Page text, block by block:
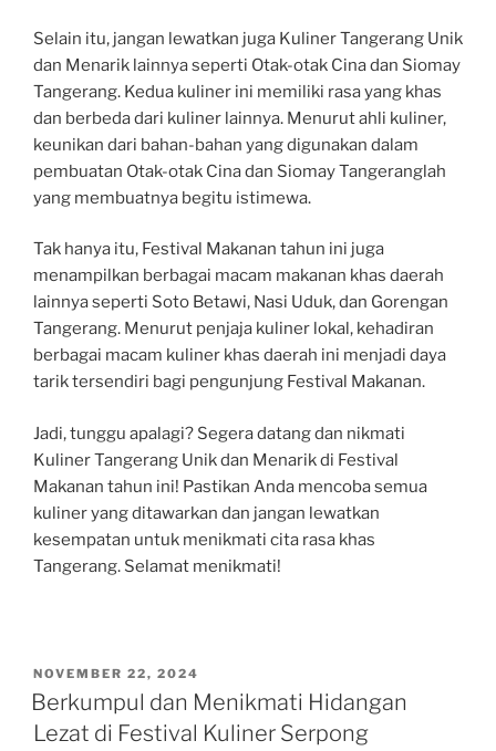
Selain itu, jangan lewatkan juga Kuliner Tangerang Unik
dan Menarik lainnya seperti Otak-otak Cina dan Siomay
Tangerang. Kedua kuliner ini memiliki rasa yang khas
dan berbeda dari kuliner lainnya. Menurut ahli kuliner,
keunikan dari bahan-bahan yang digunakan dalam
pembuatan Otak-otak Cina dan Siomay Tangeranglah
yang membuatnya begitu istimewa.
Tak hanya itu, Festival Makanan tahun ini juga
menampilkan berbagai macam makanan khas daerah
lainnya seperti Soto Betawi, Nasi Uduk, dan Gorengan
Tangerang. Menurut penjaja kuliner lokal, kehadiran
berbagai macam kuliner khas daerah ini menjadi daya
tarik tersendiri bagi pengunjung Festival Makanan.
Jadi, tunggu apalagi? Segera datang dan nikmati
Kuliner Tangerang Unik dan Menarik di Festival
Makanan tahun ini! Pastikan Anda mencoba semua
kuliner yang ditawarkan dan jangan lewatkan
kesempatan untuk menikmati cita rasa khas
Tangerang. Selamat menikmati!
POSTED
ON
NOVEMBER 22, 2024
Berkumpul dan Menikmati Hidangan
Lezat di Festival Kuliner Serpong